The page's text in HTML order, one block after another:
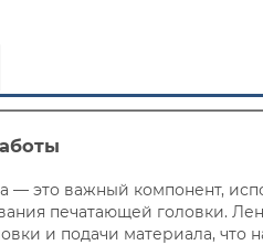
— это важный компонент,
печатающей головки.
и подачи материала, что